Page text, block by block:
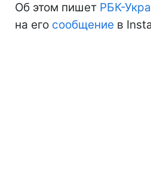
Об этом пишет РБК-
на его сообщение в